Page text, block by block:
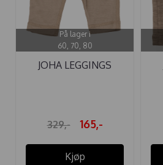
På lager i
60, 70, 80
JOHA LEGGINGS
329,- 165,-
Kjøp